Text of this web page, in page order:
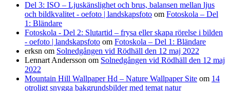
Del 3: ISO – Ljuskänslighet och brus, balansen mellan ljus
och bildkvalitet - oefoto | landskapsfoto om Fotoskola – Del
1: Bländare
Fotoskola - Del 2: Slutartid – frysa eller skapa rörelse i bilden
- oefoto | landskapsfoto om Fotoskola – Del 1: Bländare
erksn om Solnedgången vid Rödhäll den 12 maj 2022
Lennart Andersson om Solnedgången vid Rödhäll den 12 maj
2022
Mountain Hill Wallpaper Hd – Nature Wallpaper Site om 14
otroligt snygga bakgrundsbilder med temat natur